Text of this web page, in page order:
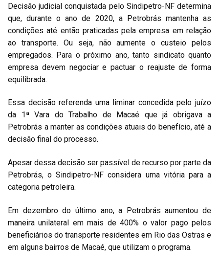
Decisão judicial conquistada pelo Sindipetro-NF determina
que, durante o ano de 2020, a Petrobrás mantenha as
condições até então praticadas pela empresa em relação
ao transporte. Ou seja, não aumente o custeio pelos
empregados. Para o próximo ano, tanto sindicato quanto
empresa devem negociar e pactuar o reajuste de forma
equilibrada.
Essa decisão referenda uma liminar concedida pelo juízo
da 1ª Vara do Trabalho de Macaé que já obrigava a
Petrobrás a manter as condições atuais do benefício, até a
decisão final do processo.
Apesar dessa decisão ser passível de recurso por parte da
Petrobrás, o Sindipetro-NF considera uma vitória para a
categoria petroleira.
Em dezembro do último ano, a Petrobrás aumentou de
maneira unilateral em mais de 400% o valor pago pelos
beneficiários do transporte residentes em Rio das Ostras e
em alguns bairros de Macaé, que utilizam o programa.